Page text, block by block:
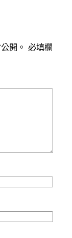
開。 必填欄